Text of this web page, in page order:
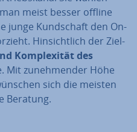
meist besser offline
junge Kund­schaft den On­
Hin­sicht­lich der Ziel­
Kom­ple­xi­tät des
Mit zu­neh­men­der Höhe
sich die meisten
Beratung.